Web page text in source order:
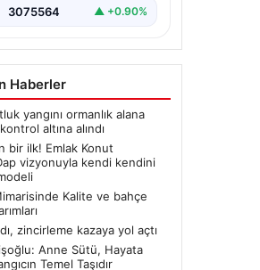
3075564 ▲ +0.90%
Haberler
yangını ormanlık alana
altına alındı
bir ilk! Emlak Konut
vizyonuyla kendi kendini
Kalite ve bahçe
zincirleme kazaya yol açtı
Anne Sütü, Hayata
Temel Taşıdır